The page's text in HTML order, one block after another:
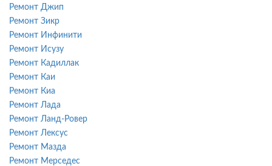
Ремонт Джип
Ремонт Зикр
Ремонт Инфинити
Ремонт Исузу
Ремонт Кадиллак
Ремонт Каи
Ремонт Киа
Ремонт Лада
Ремонт Ланд-Ровер
Ремонт Лексус
Ремонт Мазда
Ремонт Мерседес